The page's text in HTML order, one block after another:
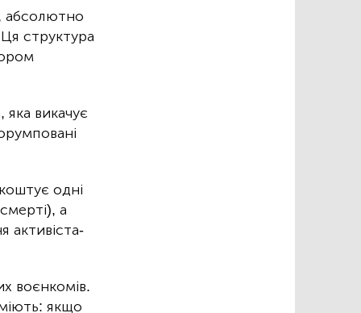
абсолютно
структура
яка викачує
одні
а
активіста-
воєнкомів.
якщо